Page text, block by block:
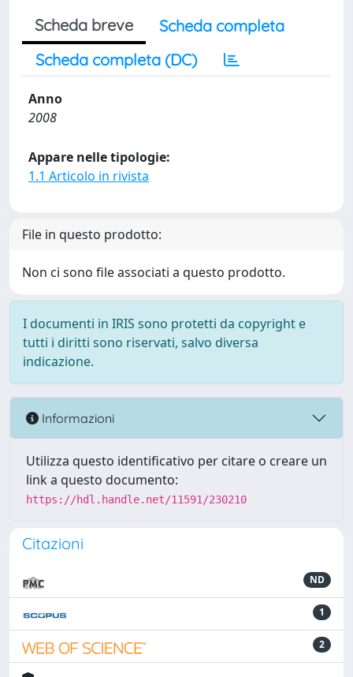
Scheda breve
Scheda completa
Scheda completa (DC)
Anno
2008
Appare nelle tipologie:
1.1 Articolo in rivista
File in questo prodotto:
Non ci sono file associati a questo prodotto.
I documenti in IRIS sono protetti da copyright e
tutti i diritti sono riservati, salvo diversa
indicazione.
Informazioni
Utilizza questo identificativo per citare o creare un
link a questo documento:
https://hdl.handle.net/11591/230210
Citazioni
ND
1
2